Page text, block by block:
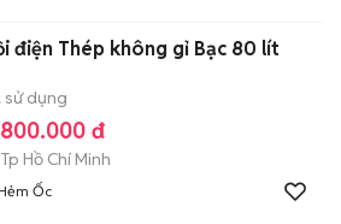
điện Thép không gỉ Bạc 80 lít
sử dụng
đ
Tp Hồ Chí Minh
Ốc